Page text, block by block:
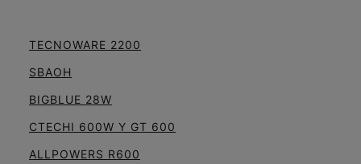
TECNOWARE 2200
SBAOH
BIGBLUE 28W
CTECHI 600W Y GT 600
ALLPOWERS R600